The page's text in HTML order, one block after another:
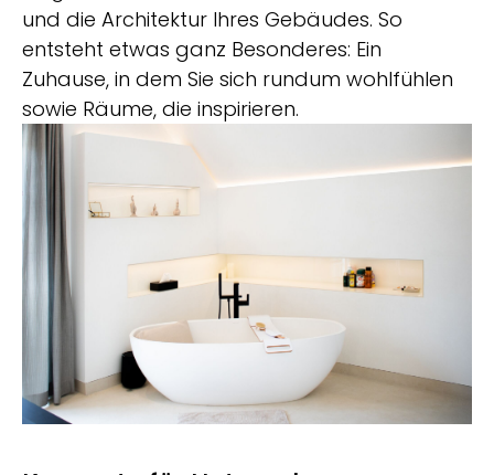
und die Architektur Ihres Gebäudes. So
entsteht etwas ganz Besonderes: Ein
Zuhause, in dem Sie sich rundum wohlfühlen
sowie Räume, die inspirieren.